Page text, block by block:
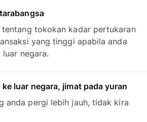
tentang tokokan kadar pertukaran
yang tinggi apabila anda
negara.
luar negara, jimat pada yuran
anda pergi lebih jauh, tidak kira